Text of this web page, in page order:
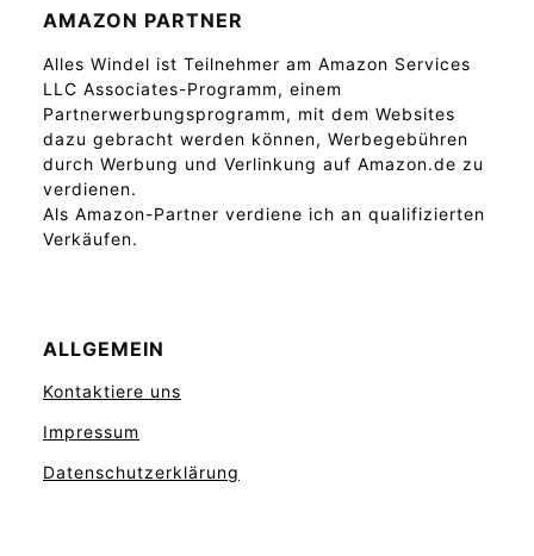
AMAZON PARTNER
Alles Windel ist Teilnehmer am Amazon Services
LLC Associates-Programm, einem
Partnerwerbungsprogramm, mit dem Websites
dazu gebracht werden können, Werbegebühren
durch Werbung und Verlinkung auf Amazon.de zu
verdienen.
Als Amazon-Partner verdiene ich an qualifizierten
Verkäufen.
ALLGEMEIN
Kontaktiere uns
Impressum
Datenschutzerklärung